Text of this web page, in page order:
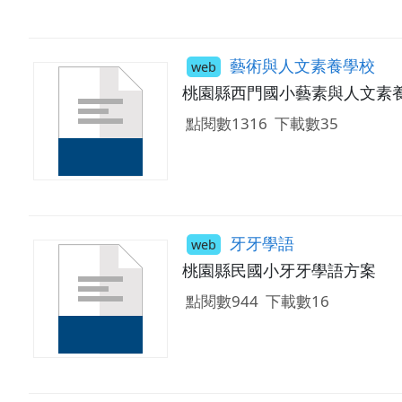
web 藝術與人文素養學校
桃園縣西門國小藝素與人文素
點閱數1316 下載數35
web 牙牙學語
桃園縣民國小牙牙學語方案
點閱數944 下載數16